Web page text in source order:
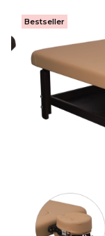
Bestseller